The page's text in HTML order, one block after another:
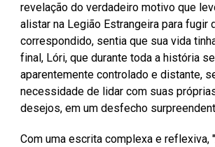
revelação do verdadeiro motivo que
alistar na Legião Estrangeira para fugir
correspondido, sentia que sua vida
final, Lóri, que durante toda a história
aparentemente controlado e distante,
necessidade de lidar com suas
desejos, em um desfecho
Com uma escrita complexa e reflexiva,